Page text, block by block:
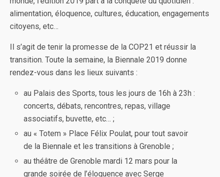
alimentation, éloquence, cultures, éducation, engagements
citoyens, etc…
Il s’agit de tenir la promesse de la COP21 et réussir la
transition. Toute la semaine, la Biennale 2019 donne
rendez-vous dans les lieux suivants :
au Palais des Sports, tous les jours de 16h à 23h :
concerts, débats, rencontres, repas, village
associatifs, buvette, etc… ;
au « Totem » Place Félix Poulat, pour tout savoir
de la Biennale et les transitions à Grenoble ;
au théâtre de Grenoble mardi 12 mars pour la
grande soirée de l’éloquence avec Serge